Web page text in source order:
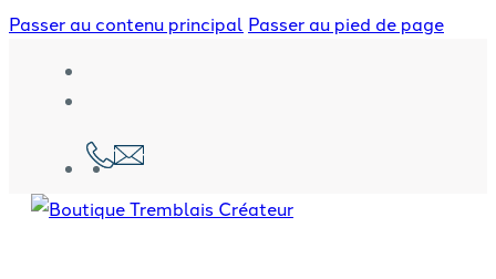
Passer au contenu principal Passer au pied de page